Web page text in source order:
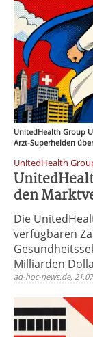
UnitedHealth Group
Arzt-Superhelden
UnitedHealth
den
Die
verfügbaren
Milliarden
ad-hoc-news.de,